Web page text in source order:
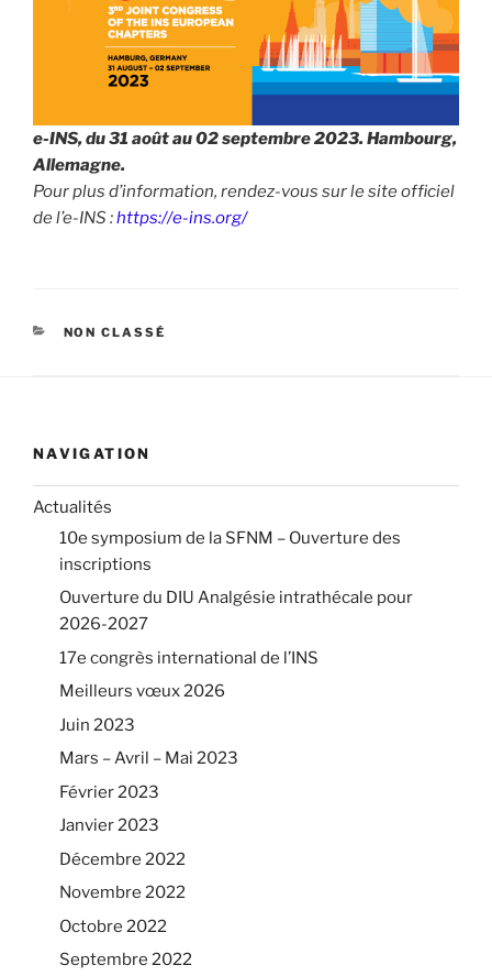
e-INS, du 31 août au 02 septembre 2023. Hambourg,
Allemagne.
Pour plus d’information, rendez-vous sur le site officiel
de l’e-INS :https://e-ins.org/
CATÉGORIES
NON CLASSÉ
NAVIGATION
Actualités
10e symposium de la SFNM – Ouverture des
inscriptions
Ouverture du DIU Analgésie intrathécale pour
2026-2027
17e congrès international de l’INS
Meilleurs vœux 2026
Juin 2023
Mars – Avril – Mai 2023
Février 2023
Janvier 2023
Décembre 2022
Novembre 2022
Octobre 2022
Septembre 2022